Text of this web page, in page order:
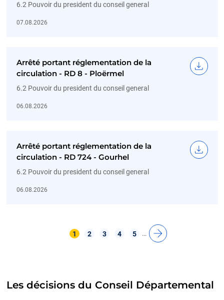
6.2 Pouvoir du president du conseil general
07.08.2026
Arrêté portant réglementation de la
circulation - RD 8 - Ploërmel
6.2 Pouvoir du president du conseil general
06.08.2026
Arrêté portant réglementation de la
circulation - RD 724 - Gourhel
6.2 Pouvoir du president du conseil general
06.08.2026
1 2 3 4 5 …
Les décisions du Conseil Départemental